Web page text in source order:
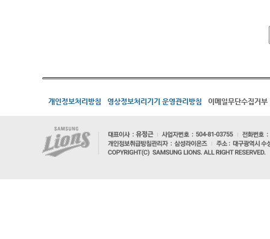
개인정보처리방침 영상정보처리기기 운영관리방침 이메일무단수집거부